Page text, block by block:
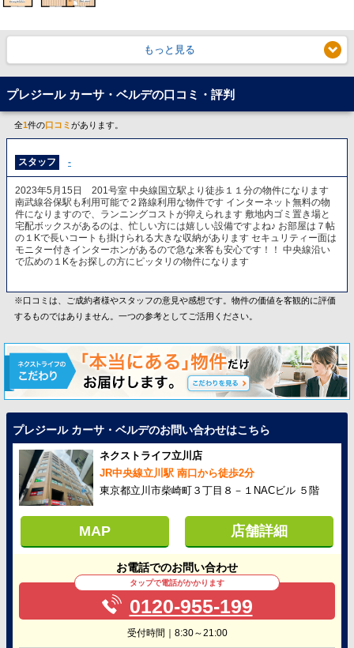
もっと見る
プレジール カーサ・ベルデの口コミ・評判
全1件の口コミ があります。
スタッフ -
2023年5月15日 201号室 中央線国立駅より徒歩１１分の物件になります
南武線谷保駅も利用可能で２路線利用な物件です インターネット無料の物
件になりますので、ランニングコストが抑えられます 敷地内ゴミ置き場と
宅配ボックスがあるのは、忙しい方には嬉しい設備ですよね♪ お部屋は７帖
の１Kで長いコートも掛けられる大きな収納があります セキュリティー面は
モニター付きインターホンがあるので急な来客も安心です！！ 中央線沿い
で広めの１Kをお探しの方にピッタリの物件になります
※口コミは、ご成約者様やスタッフの意見や感想です。物件の価値を客観的に評価
するものではありません。一つの参考としてご活用ください。
プレジール カーサ・ベルデのお問い合わせはこちら
ネクストライフ立川店
JR中央線立川駅 南口から徒歩2分
東京都立川市柴崎町３丁目８－１NACビル ５階
MAP 店舗詳細
お電話でのお問い合わせ
タップで電話がかかります
0120-955-199
受付時間｜8:30～21:00